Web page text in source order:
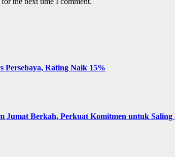
Persebaya, Rating Naik 15%
Berkah, Perkuat Komitmen untuk